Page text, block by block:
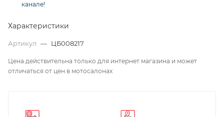
канале!
Характеристики
Артикул — ЦБ008217
Цена действительна только для интернет магазина и может
отличаться от цен в мотосалонах